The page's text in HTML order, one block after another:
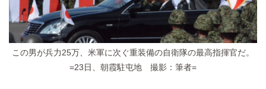
この男が兵力25万、米軍に次ぐ重装備の自衛隊の最高指揮官だ。
=23日、朝霞駐屯地 撮影：筆者=